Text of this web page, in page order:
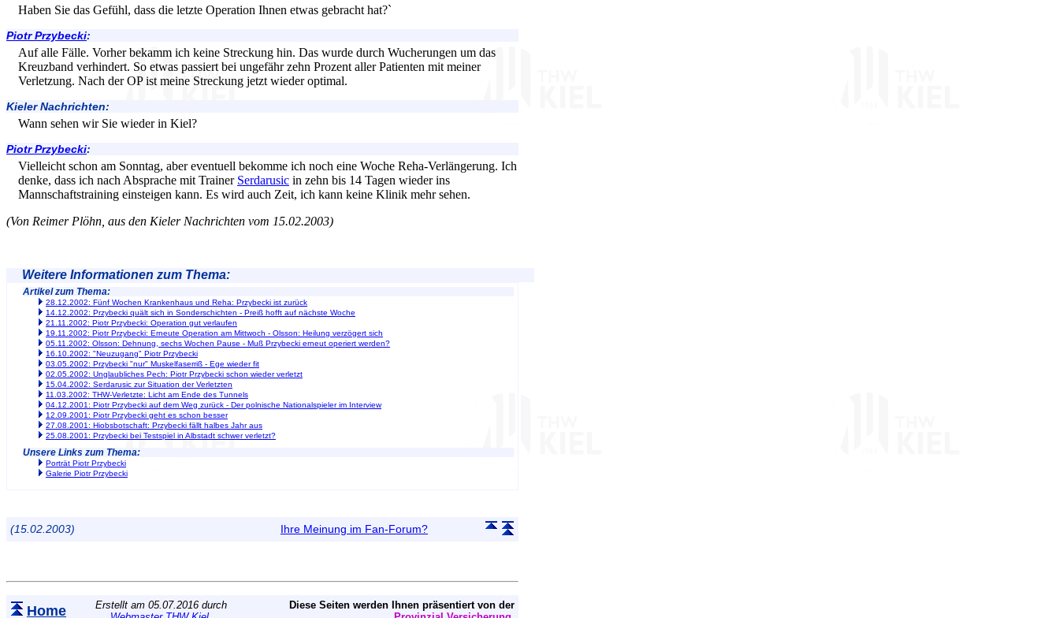
Haben Sie das Gefühl, dass die letzte Operation Ihnen etwas gebracht hat?`
Piotr Przybecki:
Auf alle Fälle. Vorher bekamm ich keine Streckung hin. Das wurde durch Wucherungen um das
Kreuzband verhindert. So etwas passiert bei ungefähr zehn Prozent aller Patienten mit meiner
Verletzung. Nach der OP ist meine Streckung jetzt wieder optimal.
Kieler Nachrichten:
Wann sehen wir Sie wieder in Kiel?
Piotr Przybecki:
Vielleicht schon am Sonntag, aber eventuell bekomme ich noch eine Woche Reha-Verlängerung. Ich
denke, dass ich nach Absprache mit Trainer Serdarusic in zehn bis 14 Tagen wieder ins
Mannschaftstraining einsteigen kann. Es wird auch Zeit, ich kann keine Klinik mehr sehen.
(Von Reimer Plöhn, aus den Kieler Nachrichten vom 15.02.2003)
Weitere Informationen zum Thema:
Artikel zum Thema:
28.12.2002: Fünf Wochen Krankenhaus und Reha: Przybecki ist zurück
14.12.2002: Przybecki quält sich in Sonderschichten - Preiß hofft auf nächste Woche
21.11.2002: Piotr Przybecki: Operation gut verlaufen
19.11.2002: Piotr Przybecki: Erneute Operation am Mittwoch - Olsson: Heilung verzögert sich
05.11.2002: Olsson: Dehnung, sechs Wochen Pause - Muß Przybecki erneut operiert werden?
16.10.2002: "Neuzugang" Piotr Przybecki
03.05.2002: Przybecki "nur" Muskelfaserriß - Ege wieder fit
02.05.2002: Unglaubliches Pech: Piotr Przybecki schon wieder verletzt
15.04.2002: Serdarusic zur Situation der Verletzten
11.03.2002: THW-Verletzte: Licht am Ende des Tunnels
04.12.2001: Piotr Przybecki auf dem Weg zurück - Der polnische Nationalspieler im Interview
12.09.2001: Piotr Przybecki geht es schon besser
27.08.2001: Hiobsbotschaft: Przybecki fällt halbes Jahr aus
25.08.2001: Przybecki bei Testspiel in Albstadt schwer verletzt?
Unsere Links zum Thema:
Porträt Piotr Przybecki
Galerie Piotr Przybecki
(15.02.2003) Ihre Meinung im Fan-Forum?
Home
Erstellt am 05.07.2016 durch
Diese Seiten werden Ihnen präsentiert von der